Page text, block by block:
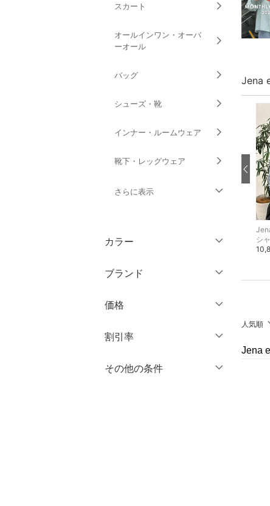
スカート
オールインワン・オーバ
ーオール
バッグ
シューズ・靴
インナー・ルームウェア
靴下・レッグウェア
さらに表示
アクセサリー・腕時計
財布・ポーチ・ケース
帽子
ヘアアクセサリー
マタニティウェア・ベビ
ー用品
カラー
クリア
ブランド
価格
絞り込み
割引率
％OFF～ ％OFF
その他の条件
Jena
ロング・マキシスカート
シ
人気順
Jena